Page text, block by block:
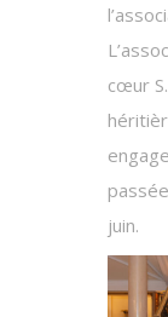
cœur
juin.